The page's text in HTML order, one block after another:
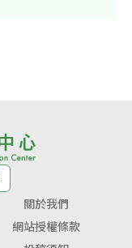
關於我們
網站授權條款